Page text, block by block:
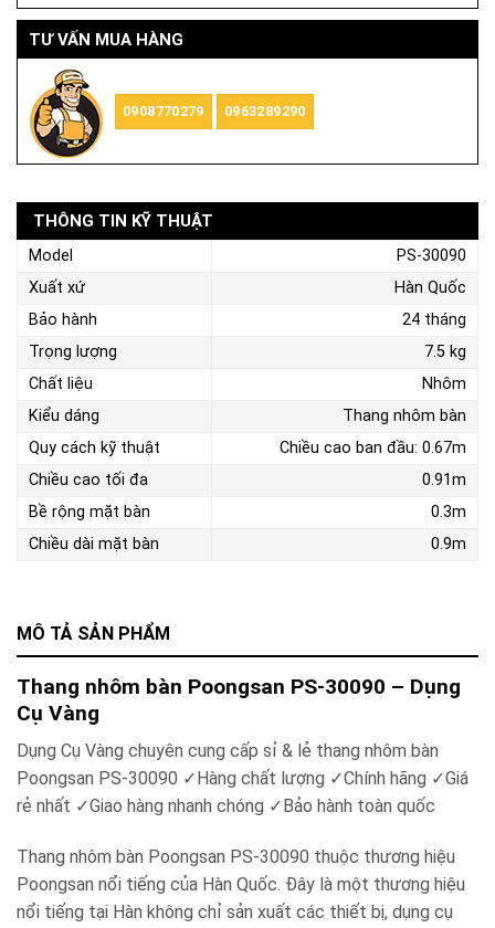
TƯ VẤN MUA HÀNG
0908770279 0963289290
MÔ TẢ SẢN PHẨM
Thang nhôm bàn Poongsan PS-30090 – Dụng
Cụ Vàng
Dụng Cụ Vàng chuyên cung cấp sỉ & lẻ thang nhôm bàn
Poongsan PS-30090 ✓ Hàng chất lượng ✓Chính hãng ✓Giá
rẻ nhất ✓Giao hàng nhanh chóng ✓ Bảo hành toàn quốc
Thang nhôm bàn Poongsan PS-30090 thuộc thương hiệu
Poongsan nổi tiếng của Hàn Quốc. Đây là một thương hiệu
nổi tiếng tại Hàn không chỉ sản xuất các thiết bị, dụng cụ
THÔNG TIN KỸ THUẬT
Model
PS-30090
Xuất xứ
Hàn Quốc
Bảo hành
24 tháng
Trọng lượng
7.5 kg
Chất liệu
Nhôm
Kiểu dáng
Thang nhôm bàn
Quy cách kỹ thuật
Chiều cao ban đầu: 0.67m
Chiều cao tối đa
0.91m
Bề rộng mặt bàn
0.3m
Chiều dài mặt bàn
0.9m